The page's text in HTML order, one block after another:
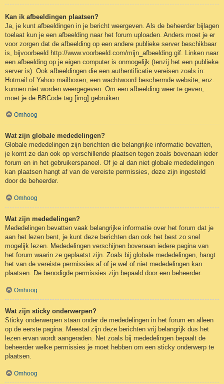
Kan ik afbeeldingen plaatsen?
Ja, je kunt afbeeldingen in je bericht weergeven. Als de beheerder bijlagen
toelaat kun je een afbeelding naar het forum uploaden. Anders moet je er
voor zorgen dat de afbeelding op een andere publieke server beschikbaar
is, bijvoorbeeld http://www.voorbeeld.com/mijn_afbeelding.gif. Linken naar
een afbeelding op je eigen computer is onmogelijk (tenzij het een publieke
server is). Ook afbeeldingen die een authentificatie vereisen zoals in:
Hotmail of Yahoo mailboxen, een wachtwoord beschermde website, enz.
kunnen niet worden weergegeven. Om een afbeelding weer te geven,
moet je de BBCode tag [img] gebruiken.
Omhoog
Wat zijn globale mededelingen?
Globale mededelingen zijn berichten die belangrijke informatie bevatten,
je komt ze dan ook op verschillende plaatsen tegen zoals bovenaan ieder
forum en in het gebruikerspaneel. Of je al dan niet globale mededelingen
kan plaatsen hangt af van de vereiste permissies, deze zijn ingesteld
door de beheerder.
Omhoog
Wat zijn mededelingen?
Mededelingen bevatten vaak belangrijke informatie over het forum dat je
aan het lezen bent, je kunt deze berichten dan ook het best zo snel
mogelijk lezen. Mededelingen verschijnen bovenaan iedere pagina van
het forum waarin ze geplaatst zijn. Zoals bij globale mededelingen, hangt
het van de vereiste permissies af of je wel of niet mededelingen kan
plaatsen. De benodigde permissies zijn bepaald door een beheerder.
Omhoog
Wat zijn sticky onderwerpen?
Sticky onderwerpen staan onder de mededelingen in het forum en alleen
op de eerste pagina. Meestal zijn deze berichten vrij belangrijk dus het
lezen ervan wordt aangeraden. Net zoals bij mededelingen bepaalt de
beheerder welke permissies je moet hebben om een sticky onderwerp te
plaatsen.
Omhoog